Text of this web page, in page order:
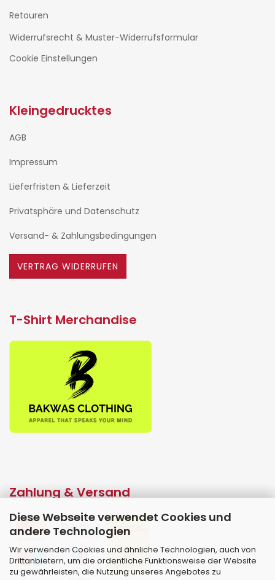
Diese Webseite verwendet Cookies und
andere Technologien
Wir verwenden Cookies und ähnliche Technologien, auch von
Drittanbietern, um die ordentliche Funktionsweise der Website
zu gewährleisten, die Nutzung unseres Angebotes zu
Retouren
Widerrufsrecht & Muster-Widerrufsformular
Cookie Einstellungen
Kleingedrucktes
AGB
Impressum
Lieferfristen & Lieferzeit
Privatsphäre und Datenschutz
Versand- & Zahlungsbedingungen
VERTRAG WIDERRUFEN
T-Shirt Merchandise
Zahlung & Versand